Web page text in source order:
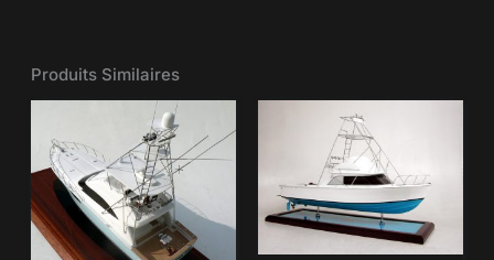
Produits Similaires